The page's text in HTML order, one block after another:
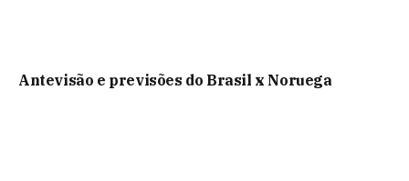
Antevisão e previsões do Brasil x Noruega